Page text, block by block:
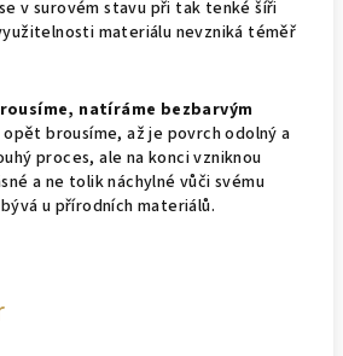
v surovém stavu při tak tenké šíři
materiálu nevzniká téměř
natíráme bezbarvým
opět brousíme, až je povrch odolný a
proces, ale na konci vzniknou
a ne tolik náchylné vůči svému
u přírodních materiálů.